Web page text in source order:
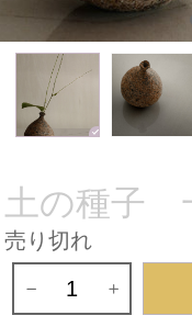
土の種子
売り切れ